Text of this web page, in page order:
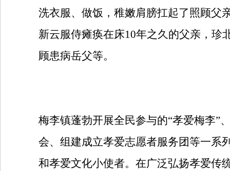
洗衣服、做饭，稚嫩肩膀扛起了照顾父
新云服侍瘫痪在床10年之久的父亲，珍
顾患病岳父等。
梅李镇蓬勃开展全民参与的“孝爱梅李”
会、组建成立孝爱志愿者服务团等一系
和孝爱文化小使者。在广泛弘扬孝爱传